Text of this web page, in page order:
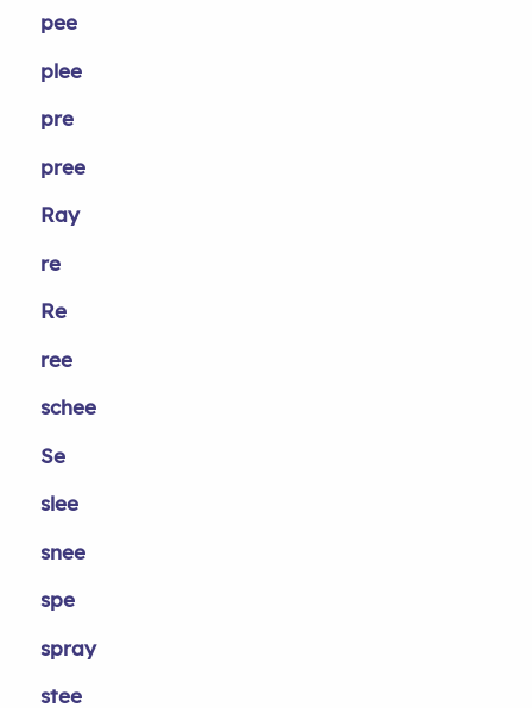
pee
plee
pre
pree
Ray
re
Re
ree
schee
Se
slee
snee
spe
spray
stee